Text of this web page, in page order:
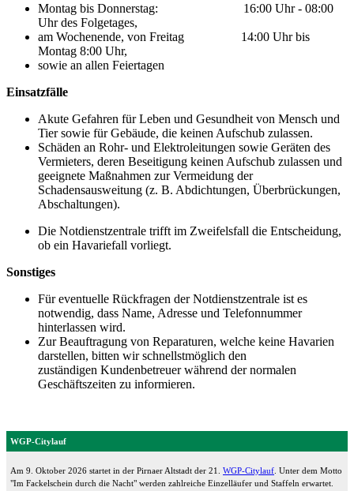
Montag bis Donnerstag: 16:00 Uhr - 08:00
Uhr des Folgetages,
am Wochenende, von Freitag 14:00 Uhr bis
Montag 8:00 Uhr,
sowie an allen Feiertagen
Einsatzfälle
Akute Gefahren für Leben und Gesundheit von Mensch und
Tier sowie für Gebäude, die keinen Aufschub zulassen.
Schäden an Rohr- und Elektroleitungen sowie Geräten des
Vermieters, deren Beseitigung keinen Aufschub zulassen und
geeignete Maßnahmen zur Vermeidung der
Schadensausweitung (z. B. Abdichtungen, Überbrückungen,
Abschaltungen).
Die Notdienstzentrale trifft im Zweifelsfall die Entscheidung,
ob ein Havariefall vorliegt.
Sonstiges
Für eventuelle Rückfragen der Notdienstzentrale ist es
notwendig, dass Name, Adresse und Telefonnummer
hinterlassen wird.
Zur Beauftragung von Reparaturen, welche keine Havarien
darstellen, bitten wir schnellstmöglich den
zuständigen Kundenbetreuer während der normalen
Geschäftszeiten zu informieren.
WGP-Citylauf
Am 9. Oktober 2026 startet in der Pirnaer Altstadt der 21. WGP-Citylauf . Unter dem Motto
"Im Fackelschein durch die Nacht" werden zahlreiche Einzelläufer und Staffeln erwartet.